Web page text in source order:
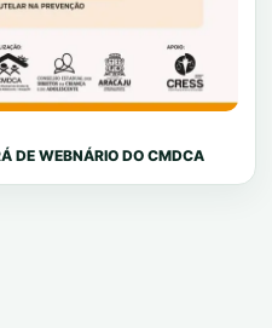
DE WEBNÁRIO DO CMDCA